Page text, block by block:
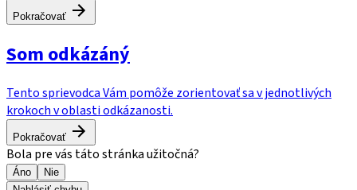
Pokračovať
Som odkázáný
Tento sprievodca Vám pomôže zorientovať sa v jednotlivých
krokoch v oblasti odkázanosti.
Pokračovať
Bola pre vás táto stránka užitočná?
Áno
Nie